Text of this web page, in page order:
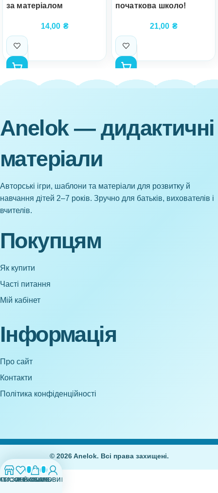
за матеріалом
14,00 ₴
початкова школо!
21,00 ₴
Anelok — дидактичні
матеріали
Авторські ігри, шаблони та матеріали для розвитку й
навчання дітей 2–7 років. Зручно для батьків, вихователів і
вчителів.
Покупцям
Як купити
Часті питання
Мій кабінет
Інформація
Про сайт
Контакти
Політика конфіденційності
0
БАЖАНЬ
0
КОШИК
МІЙ ОБЛІКОВИЙ ЗАПИС
© 2026 Anelok. Всі права захищені.